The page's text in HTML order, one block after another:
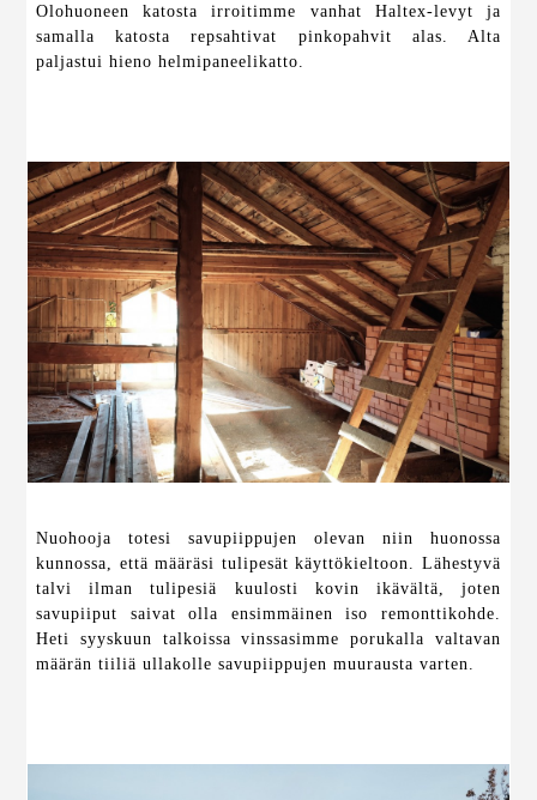
Olohuoneen katosta irroitimme vanhat Haltex-levyt ja
samalla katosta repsahtivat pinkopahvit alas. Alta
paljastui hieno helmipaneelikatto.
Nuohooja totesi savupiippujen olevan niin huonossa
kunnossa, että määräsi tulipesät käyttökieltoon. Lähestyvä
talvi ilman tulipesiä kuulosti kovin ikävältä, joten
savupiiput saivat olla ensimmäinen iso remonttikohde.
Heti syyskuun talkoissa vinssasimme porukalla valtavan
määrän tiiliä ullakolle savupiippujen muurausta varten.